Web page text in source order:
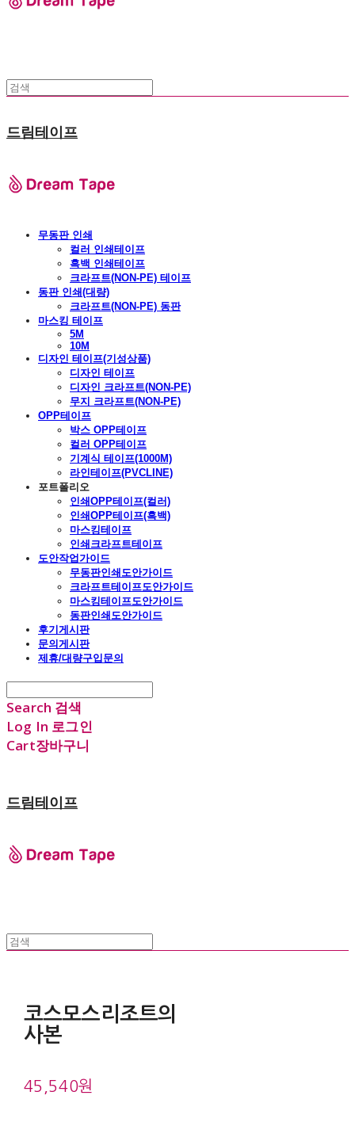
드림테이프
무동판 인쇄
컬러 인쇄테이프
흑백 인쇄테이프
크라프트(NON-PE) 테이프
동판 인쇄(대량)
크라프트(NON-PE) 동판
마스킹 테이프
5M
10M
디자인 테이프(기성상품)
디자인 테이프
디자인 크라프트(NON-PE)
무지 크라프트(NON-PE)
OPP테이프
박스 OPP테이프
컬러 OPP테이프
기계식 테이프(1000M)
라인테이프(PVCLINE)
포트폴리오
인쇄OPP테이프(컬러)
인쇄OPP테이프(흑백)
마스킹테이프
인쇄크라프트테이프
도안작업가이드
무동판인쇄도안가이드
크라프트테이프도안가이드
마스킹테이프도안가이드
동판인쇄도안가이드
후기게시판
문의게시판
제휴/대량구입문의
Search 검색
Log In 로그인
Cart장바구니
드림테이프
코스모스리조트의
사본
45,540원